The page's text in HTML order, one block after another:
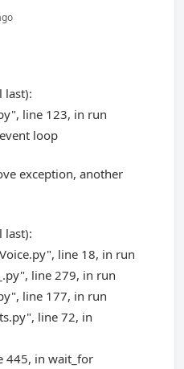
last):
line 123, in run
loop
exception, another
last):
line 18, in run
line 279, in run
line 177, in run
line 72, in
445, in wait_for